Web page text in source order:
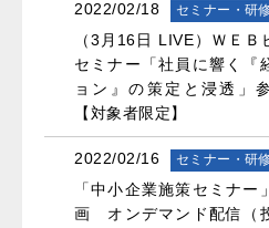
2022/02/18 セミナー・研
（3月16日 LIVE）ＷＥＢ
セミナー「社員に響く『
ョン』の策定と浸透」
【対象者限定】
2022/02/16 セミナー・研
「中小企業施策セミナー
画 オンデマンド配信（